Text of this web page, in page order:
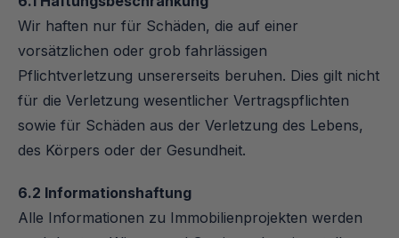
Wir haften nur für Schäden, die auf einer
vorsätzlichen oder grob fahrlässigen
Pflichtverletzung unsererseits beruhen. Dies gilt nicht
für die Verletzung wesentlicher Vertragspflichten
sowie für Schäden aus der Verletzung des Lebens,
des Körpers oder der Gesundheit.
6.2 Informationshaftung
Alle Informationen zu Immobilienprojekten werden